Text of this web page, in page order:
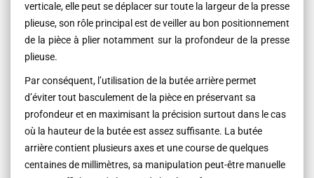
verticale, elle peut se déplacer sur toute la largeur de la presse
plieuse, son rôle principal est de veiller au bon positionnement
de la pièce à plier notamment sur la profondeur de la presse
plieuse.
Par conséquent, l’utilisation de la butée arrière permet
d’éviter tout basculement de la pièce en préservant sa
profondeur et en maximisant la précision surtout dans le cas
où la hauteur de la butée est assez suffisante. La butée
arrière contient plusieurs axes et une course de quelques
centaines de millimètres, sa manipulation peut-être manuelle